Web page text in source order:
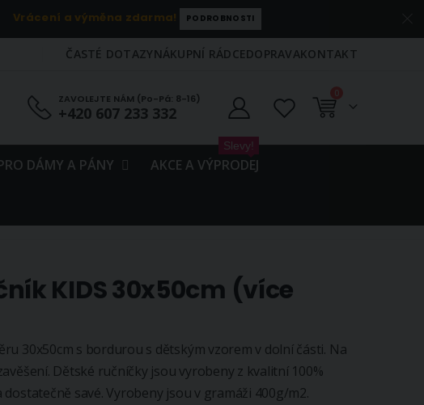
Vrácení a výměna zdarma! PODROBNOSTI
ČASTÉ DOTAZYNÁKUPNÍ RÁDCEDOPRAVAKONTAKT
ZAVOLEJTE NÁM (Po-Pá: 8-16)
+420 607 233 332 Košík
0položky
DÁMY A PÁNY AKCE A VÝPRODEJ
Slevy!
KIDS 30x50cm (více
30x50cm s bordurou s dětským vzorem v dolní části. Na
Dětské ručníčky jsou vyrobeny z kvalitní 100%
savé. Vyrobeny jsou v gramáži 400g/m2.